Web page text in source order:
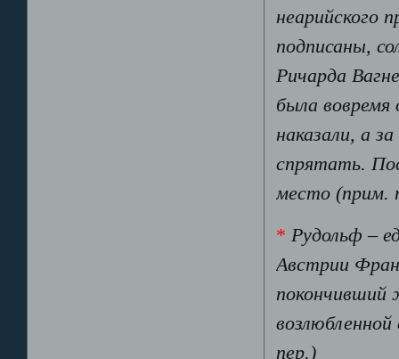
неарийского
подписаны,
Ричарда
была вовремя
наказали, а
спрятать.
место (прим.
* Рудольф –
Австрии
покончивший
пер.)